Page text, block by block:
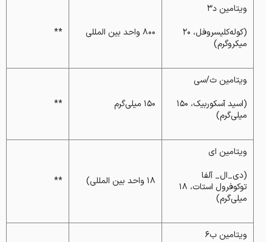
ویتامین د۳
(کوله‌کلیسروفل، ۲۰
میکروگرم)
۸۰۰ واحد بین المللی **
ویتامین ث/سی
(اسید آسکوربیک، ۱۵۰
میلی‌گرم)
۱۵۰ میلی‌گرم **
ویتامین ای
(دی_ال_ آلفا
توکوفرول استات، ۱۸
میلی‌گرم)
۱۸ واحد بین المللی) **
ویتامین ب۶